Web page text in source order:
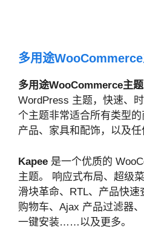
多用途
多用途WooCommerce主
WordPress 主题，快速、
个主题非常适合所有类型
产品、家具和配饰，以及任
Kapee 是一个优质的
主题。 响应式布局、超级
滑块革命、RTL、产品快
购物车、Ajax 产品过滤器
一键安装……以及更多。